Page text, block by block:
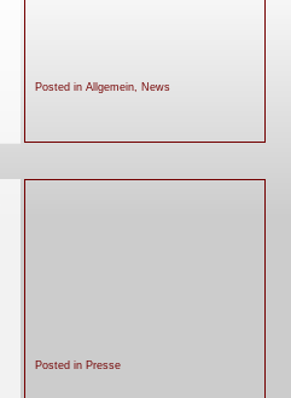
Posted in Allgemein, News
Posted in Presse